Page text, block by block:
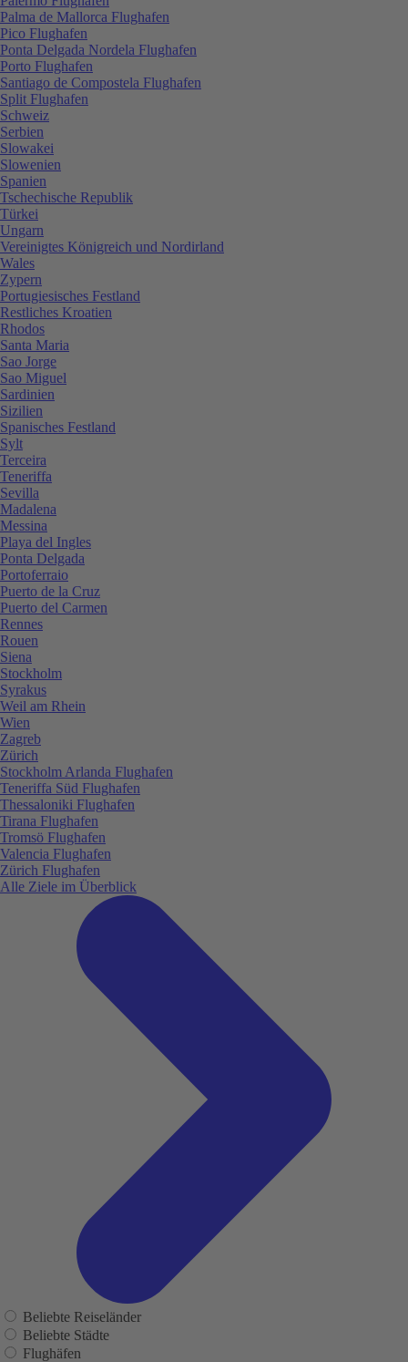
Palma de Mallorca Flughafen
Pico Flughafen
Ponta Delgada Nordela Flughafen
Porto Flughafen
Santiago de Compostela Flughafen
Split Flughafen
Schweiz
Serbien
Slowakei
Slowenien
Spanien
Tschechische Republik
Türkei
Ungarn
Vereinigtes Königreich und Nordirland
Wales
Zypern
Portugiesisches Festland
Restliches Kroatien
Rhodos
Santa Maria
Sao Jorge
Sao Miguel
Sardinien
Sizilien
Spanisches Festland
Sylt
Terceira
Teneriffa
Sevilla
Madalena
Messina
Playa del Ingles
Ponta Delgada
Portoferraio
Puerto de la Cruz
Puerto del Carmen
Rennes
Rouen
Siena
Stockholm
Syrakus
Weil am Rhein
Wien
Zagreb
Zürich
Stockholm Arlanda Flughafen
Teneriffa Süd Flughafen
Thessaloniki Flughafen
Tirana Flughafen
Tromsö Flughafen
Valencia Flughafen
Zürich Flughafen
Alle Ziele im Überblick
Beliebte Reiseländer
Beliebte Städte
Flughäfen